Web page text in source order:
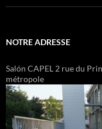
NOTRE ADRESSE
Salón CAPEL 2 rue du
métropole